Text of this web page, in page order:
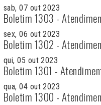
sab, 07 out 2023
Boletim 1303 -
sex, 06 out 2023
Boletim 1302 -
qui, 05 out 2023
Boletim 1301 -
qua, 04 out 2023
Boletim 1300 -